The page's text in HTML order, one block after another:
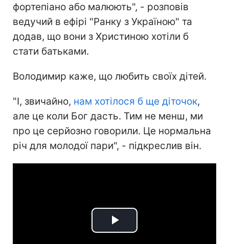
фортепіано або малюють", - розповів
ведучий в ефірі "Ранку з Україною" та
додав, що вони з Христиною хотіли б
стати батьками.
Володимир каже, що любить своїх дітей.
"І, звичайно, нам хотілося б ще діточок,
але це коли Бог дасть. Тим не менш, ми
про це серйозно говорили. Це нормальна
річ для молодої пари", - підкреслив він.
Play